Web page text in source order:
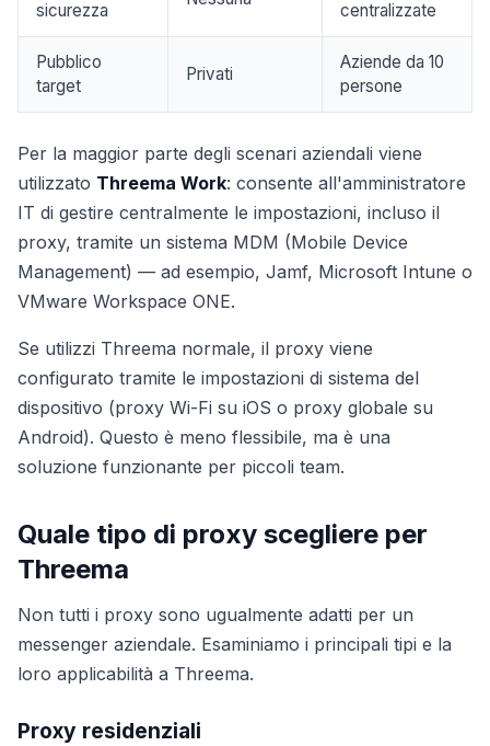
sicurezza
centralizzate
Pubblico
target
Privati
Aziende da 10
persone
Per la maggior parte degli scenari aziendali viene
utilizzato Threema Work: consente all'amministratore
IT di gestire centralmente le impostazioni, incluso il
proxy, tramite un sistema MDM (Mobile Device
Management) — ad esempio, Jamf, Microsoft Intune o
VMware Workspace ONE.
Se utilizzi Threema normale, il proxy viene
configurato tramite le impostazioni di sistema del
dispositivo (proxy Wi-Fi su iOS o proxy globale su
Android). Questo è meno flessibile, ma è una
soluzione funzionante per piccoli team.
Quale tipo di proxy scegliere per
Threema
Non tutti i proxy sono ugualmente adatti per un
messenger aziendale. Esaminiamo i principali tipi e la
loro applicabilità a Threema.
Proxy residenziali